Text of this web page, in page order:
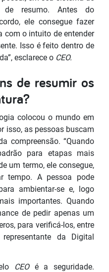
resumo. Antes do
ele consegue fazer
com o intuito de entender
Isso é feito dentro de
esclarece o CEO.
de resumir os
colocou o mundo em
isso, as pessoas buscam
compreensão. “Quando
para etapas mais
um termo, ele consegue,
tempo. A pessoa pode
ambientar-se e, logo
importantes. Quando
de pedir apenas um
para verificá-los, entre
da Digital
CEO é a seguridade.